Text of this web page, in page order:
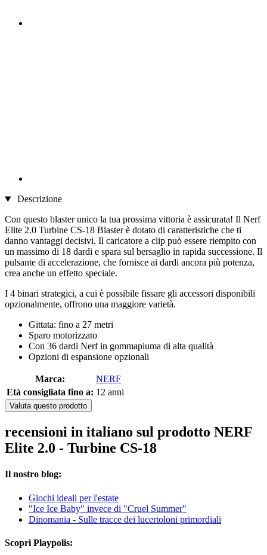
Descrizione
Con questo blaster unico la tua prossima vittoria è assicurata! Il Nerf
Elite 2.0 Turbine CS-18 Blaster è dotato di caratteristiche che ti
danno vantaggi decisivi. Il caricatore a clip può essere riempito con
un massimo di 18 dardi e spara sul bersaglio in rapida successione. Il
pulsante di accelerazione, che fornisce ai dardi ancora più potenza,
crea anche un effetto speciale.
I 4 binari strategici, a cui è possibile fissare gli accessori disponibili
opzionalmente, offrono una maggiore varietà.
Gittata: fino a 27 metri
Sparo motorizzato
Con 36 dardi Nerf in gommapiuma di alta qualità
Opzioni di espansione opzionali
Marca:
NERF
Età consigliata fino a: 12 anni
Valuta questo prodotto
recensioni in italiano sul prodotto NERF
Elite 2.0 - Turbine CS-18
Il nostro blog:
Giochi ideali per l'estate
"Ice Ice Baby" invece di "Cruel Summer"
Dinomania - Sulle tracce dei lucertoloni primordiali
Scopri Playpolis: